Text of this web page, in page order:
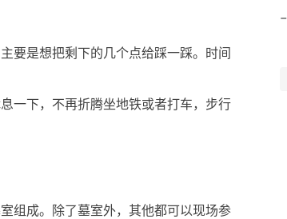
要是想把剩下的几个点给踩一踩。时间
一下，不再折腾坐地铁或者打车，步行
组成。除了墓室外，其他都可以现场参